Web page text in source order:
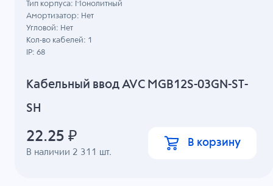
Кабельный ввод AVC MGB12S-03GN-ST-
SH
В наличии 2 311 шт.
Тип корпуса: Монолитный
Амортизатор: Нет
Угловой: Нет
Кол-во кабелей: 1
IP: 68
22.25 ₽ В корзину